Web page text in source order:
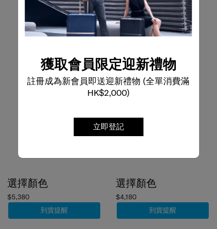
獲取會員限定迎新禮物
註冊成為新會員即送迎新禮物 (全單消費滿
HK$2,000)
立即登記
選擇顏色
$5,380
到貨提醒
選擇顏色
$4,180
到貨提醒